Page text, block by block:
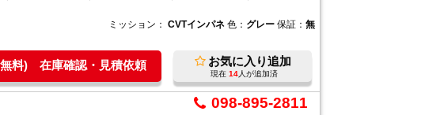
ミッション： CVTインパネ 色： グレー 保証： 無
料) 在庫確認・見積依頼 お気に入り追加
現在 14人が追加済
098-895-2811